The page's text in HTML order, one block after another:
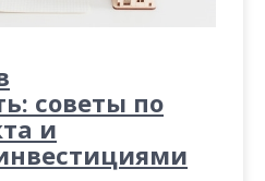
советы по
и